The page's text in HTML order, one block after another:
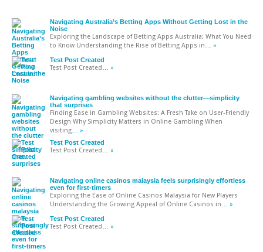
Navigating Australia’s Betting Apps Without Getting Lost in the
Noise
Exploring the Landscape of Betting Apps Australia: What You Need
to Know Understanding the Rise of Betting Apps in … »
Test Post Created
Test Post Created … »
Navigating gambling websites without the clutter—simplicity
that surprises
Finding Ease in Gambling Websites: A Fresh Take on User-Friendly
Design Why Simplicity Matters in Online Gambling When
visiting … »
Test Post Created
Test Post Created … »
Navigating online casinos malaysia feels surprisingly effortless
even for first-timers
Exploring the Ease of Online Casinos Malaysia for New Players
Understanding the Growing Appeal of Online Casinos in … »
Test Post Created
Test Post Created … »